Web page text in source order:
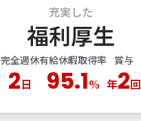
充実した
福利厚生
完全週休
2日
有給休暇取得率
95.1%
賞与
年2回